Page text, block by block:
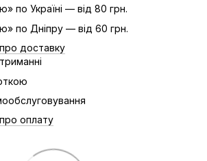
по Україні — від 80 грн.
по Дніпру — від 60 грн.
доставку
оплату